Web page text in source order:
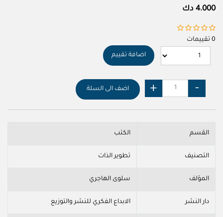
4.000 دك
0 تقييمات
اضافة تقييم
اضف الى السلة
القسم الكتب
التصنيف تطوير الذات
المؤلف سلوى الهاجري
دار النشر الابداع الفكري للنشر والتوزيع